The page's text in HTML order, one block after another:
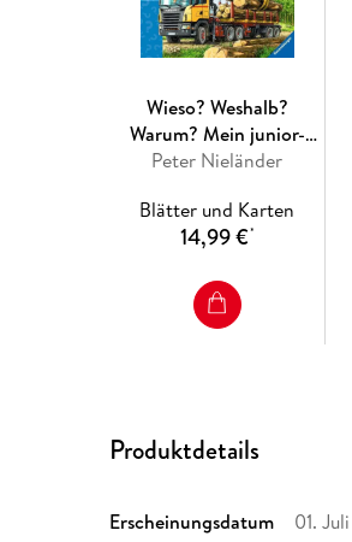
Wieso? Weshalb?
Warum? Mein junior-
Lexikon: Fahrzeuge
Peter Nieländer
Blätter und Karten
14,99 €*
Produktdetails
Erscheinungsdatum 01.